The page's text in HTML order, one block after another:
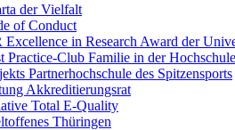
der Vielfalt
of Conduct
in Research Award der
Practice-Club Familie in der Hochschule
Partnerhochschule des Spitzensports
Akkreditierungsrat
Total E-Quality
Thüringen